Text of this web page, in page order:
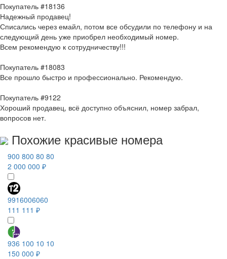
Покупатель #18136
Надежный продавец!
Списались через емайл, потом все обсудили по телефону и на
следующий день уже приобрел необходимый номер.
Всем рекомендую к сотрудничеству!!!
Покупатель #18083
Все прошло быстро и профессионально. Рекомендую.
Покупатель #9122
Хороший продавец, всё доступно объяснил, номер забрал,
вопросов нет.
Похожие красивые номера
900 800 80 80
2 000 000 ₽
9916006060
111 111 ₽
936 100 10 10
150 000 ₽